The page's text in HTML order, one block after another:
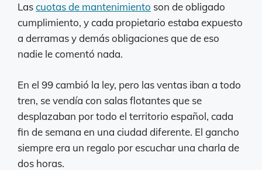
Lascuotas de mantenimiento son de obligado
cumplimiento, y cada propietario estaba expuesto
a derramas y demás obligaciones que de eso
nadie le comentó nada.
En el 99 cambió la ley, pero las ventas iban a todo
tren, se vendía con salas flotantes que se
desplazaban por todo el territorio español, cada
fin de semana en una ciudad diferente. El gancho
siempre era un regalo por escuchar una charla de
dos horas.